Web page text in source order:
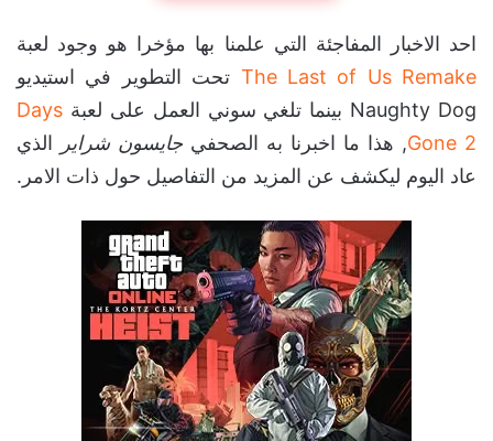
احد الاخبار المفاجئة التي علمنا بها مؤخرا هو وجود لعبة
The Last of Us Remake تحت التطوير في استيديو
Naughty Dog بينما تلغي سوني العمل على لعبة
Days
Gone 2, هذا ما اخبرنا به الصحفي جايسون شراير
الذي
عاد اليوم ليكشف عن المزيد من التفاصيل حول ذات الامر.